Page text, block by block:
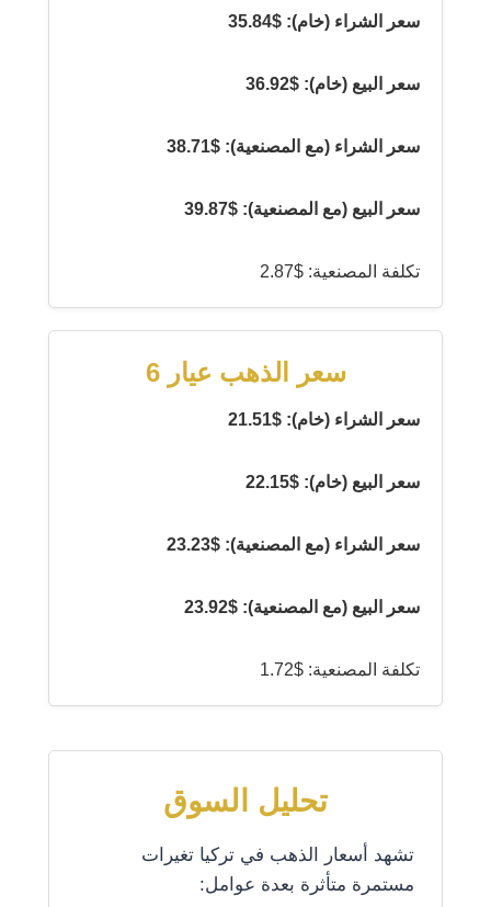
سعر الشراء (خام): $35.84
سعر البيع (خام): $36.92
سعر الشراء (مع المصنعية): $38.71
سعر البيع (مع المصنعية): $39.87
تكلفة المصنعية: $2.87
سعر الذهب عيار 6
سعر الشراء (خام): $21.51
سعر البيع (خام): $22.15
سعر الشراء (مع المصنعية): $23.23
سعر البيع (مع المصنعية): $23.92
تكلفة المصنعية: $1.72
تحليل السوق
تشهد أسعار الذهب في تركيا تغيرات
مستمرة متأثرة بعدة عوامل: